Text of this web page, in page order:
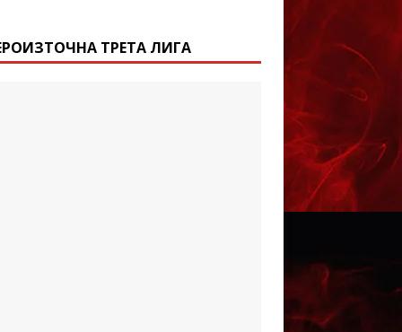
ТРЕТА ЛИГА